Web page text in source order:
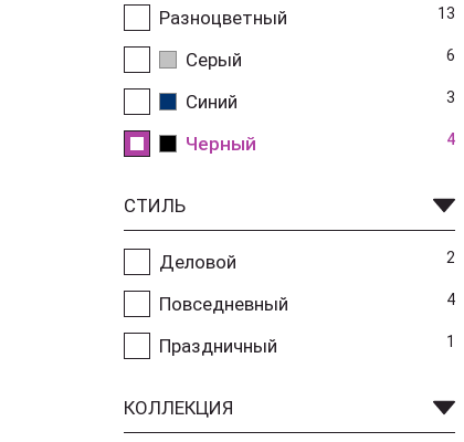
Разноцветный 13
Серый 6
Синий 3
Черный 4
СТИЛЬ
Деловой 2
Повседневный 4
Праздничный 1
КОЛЛЕКЦИЯ